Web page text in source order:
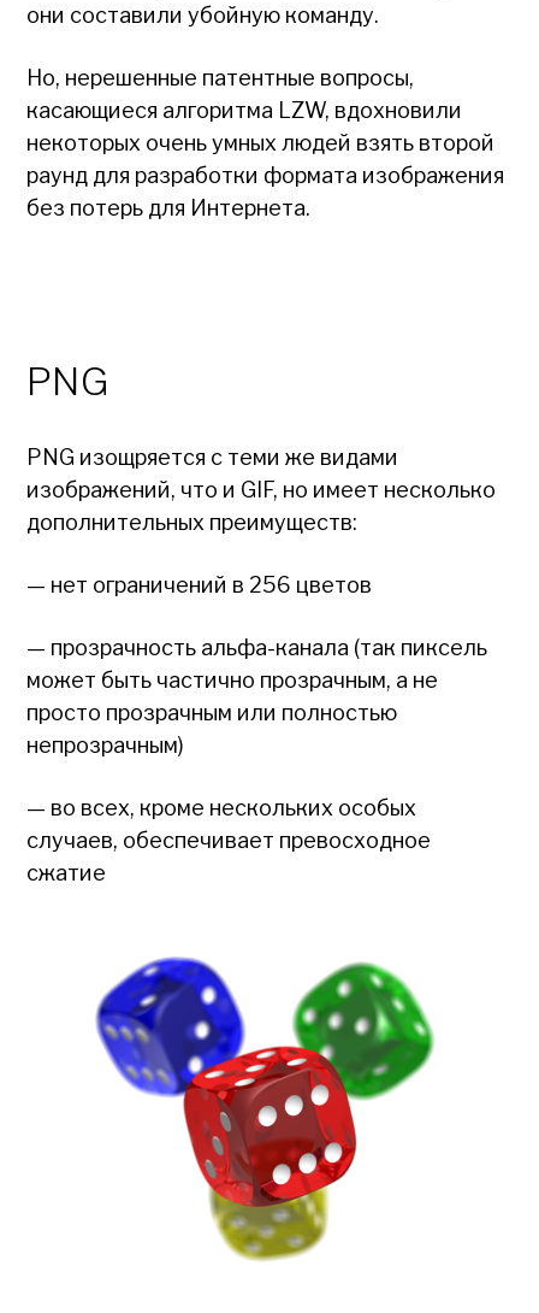
они составили убойную команду.
Но, нерешенные патентные вопросы,
касающиеся алгоритма LZW, вдохновили
некоторых очень умных людей взять второй
раунд для разработки формата изображения
без потерь для Интернета.
PNG
PNG изощряется с теми же видами
изображений, что и GIF, но имеет несколько
дополнительных преимуществ:
— нет ограничений в 256 цветов
— прозрачность альфа-канала (так пиксель
может быть частично прозрачным, а не
просто прозрачным или полностью
непрозрачным)
— во всех, кроме нескольких особых
случаев, обеспечивает превосходное
сжатие